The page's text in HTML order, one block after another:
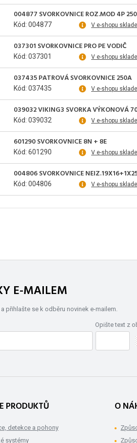
004877 SVORKOVNICE ROZ.MOD 4P
Kód: 004877 V e-shopu
037301 SVORKOVNICE PRO PE VODIČ
Kód: 037301 V e-shopu
037435 PATROVÁ SVORKOVNICE 250A
Kód: 037435 V e-shopu
039032 VIKING3 SVORKA VÝKONOVÁ
Kód: 039032 V e-shopu
601290 SVORKOVNICE 8N + 8E
Kód: 601290 V e-shopu
004806 SVORKOVNICE
Kód: 004806 V e-shopu
E-MAILEM
přihlašte se k odběru novinek e-mailem.
Opište text z
PRODUKTŮ
detekce a pohony
systémy
O